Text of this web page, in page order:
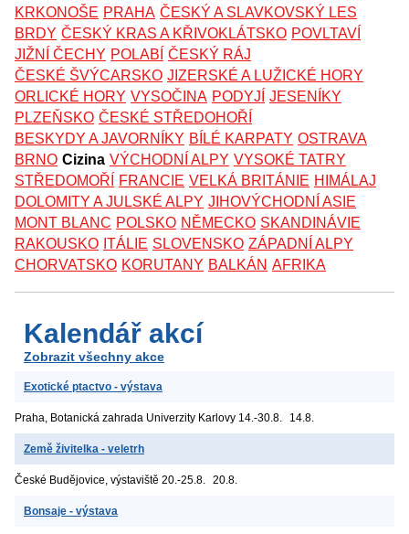
KRKONOŠE PRAHA ČESKÝ A SLAVKOVSKÝ LES
BRDY ČESKÝ KRAS A KŘIVOKLÁTSKO POVLTAVÍ
JIŽNÍ ČECHY POLABÍ ČESKÝ RÁJ
ČESKÉ ŠVÝCARSKO JIZERSKÉ A LUŽICKÉ HORY
ORLICKÉ HORY VYSOČINA PODYJÍ JESENÍKY
PLZEŇSKO ČESKÉ STŘEDOHOŘÍ
BESKYDY A JAVORNÍKY BÍLÉ KARPATY OSTRAVA
BRNO Cizina VÝCHODNÍ ALPY VYSOKÉ TATRY
STŘEDOMOŘÍ
FRANCIE VELKÁ BRITÁNIE HIMÁLAJ
DOLOMITY A JULSKÉ ALPY JIHOVÝCHODNÍ ASIE
MONT BLANC POLSKO NĚMECKO SKANDINÁVIE
RAKOUSKO ITÁLIE SLOVENSKO ZÁPADNÍ ALPY
CHORVATSKO KORUTANY BALKÁN AFRIKA
Kalendář akcí
Zobrazit všechny akce
Exotické ptactvo - výstava
Praha, Botanická zahrada Univerzity Karlovy 14.-30.8. 14.8.
Země živitelka - veletrh
České Budějovice, výstaviště 20.-25.8. 20.8.
Bonsaje - výstava